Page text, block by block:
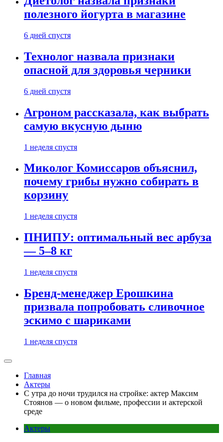
полезного йогурта в магазине
6 дней спустя
Технолог назвала признаки
опасной для здоровья черники
6 дней спустя
Агроном рассказала, как выбрать
самую вкусную дыню
1 неделя спустя
Миколог Комиссаров объяснил,
почему грибы нужно собирать в
корзину
1 неделя спустя
ПНИПУ: оптимальный вес арбуза
— 5–8 кг
1 неделя спустя
Бренд-менеджер Ерошкина
призвала попробовать сливочное
эскимо с шариками
1 неделя спустя
Главная
Актеры
С утра до ночи трудился на стройке: актер Максим
Стоянов — о новом фильме, профессии и актерской
среде
Актеры